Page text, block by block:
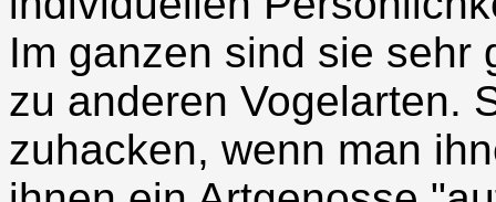
Im ganzen sind sie sehr
zu anderen Vogelarten.
zuhacken, wenn man